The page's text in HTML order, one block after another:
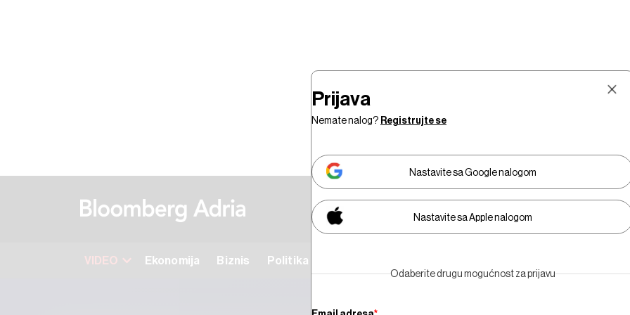
VIDEO Ekonomija Biznis Politika
Prijava
Nemate nalog? Registrujte se
Nastavite sa Google nalogom
Nastavite sa Apple nalogom
Odaberite drugu mogućnost za prijavu